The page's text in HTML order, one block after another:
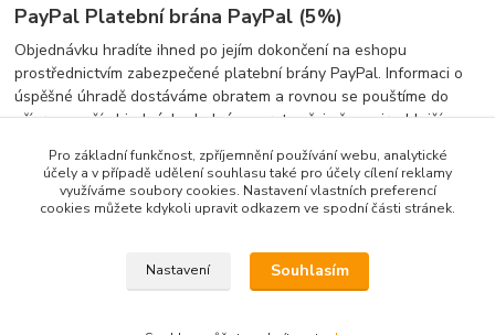
PayPal Platební brána PayPal (5%)
Objednávku hradíte ihned po jejím dokončení na eshopu
prostřednictvím zabezpečené platební brány PayPal. Informaci o
úspěšné úhradě dostáváme obratem a rovnou se pouštíme do
přípravy vaší objednávky. Jedná se proto zřejmě o nejrychlejší
Varianty úhrady přes platební bránu:
Platební karta(VISA, Mastercard) - uhradíte ihned po
Pro základní funkčnost, zpříjemnění používání webu, analytické
účely a v případě udělení souhlasu také pro účely cílení reklamy
využíváme soubory cookies. Nastavení vlastních preferencí
cookies můžete kdykoli upravit odkazem ve spodní části stránek.
Nastavení Souhlasím